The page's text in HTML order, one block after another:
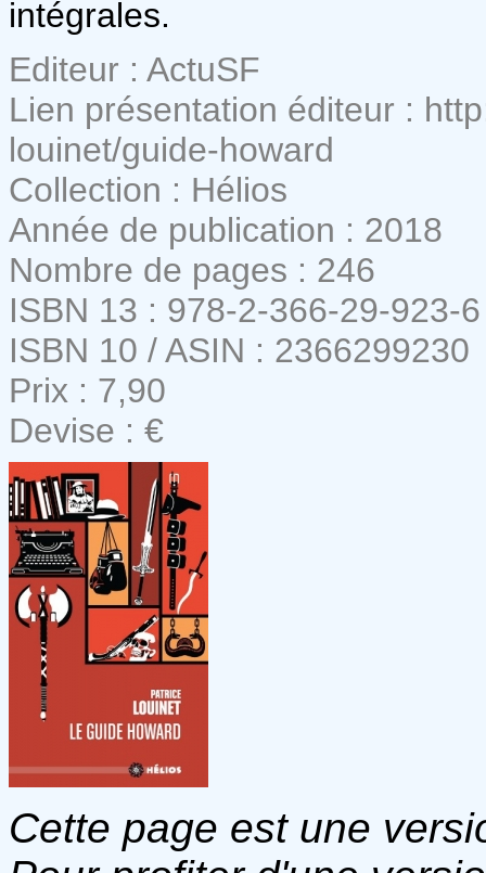
intégrales.
Editeur : ActuSF
Lien présentation éditeur :
louinet/guide-howard
Collection : Hélios
Année de publication : 2018
Nombre de pages : 246
ISBN 13 : 978-2-366-29-923-6
ISBN 10 / ASIN : 2366299230
Prix : 7,90
Devise : €
Cette page est une